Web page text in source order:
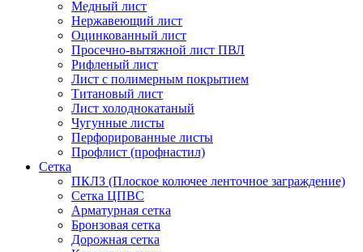
Медный лист
Нержавеющий лист
Оцинкованный лист
Просечно-вытяжной лист ПВЛ
Рифленый лист
Лист с полимерным покрытием
Титановый лист
Лист холоднокатаный
Чугунные листы
Перфорированные листы
Профлист (профнастил)
Сетка
ПКЛЗ (Плоское колючее ленточное заграждение)
Сетка ЦПВС
Арматурная сетка
Бронзовая сетка
Дорожная сетка